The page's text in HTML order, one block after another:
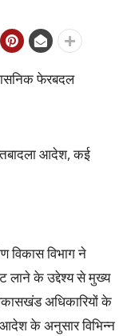
फेरबदल
तबादला आदेश, कई
विकास विभाग ने
लाने के उद्देश्य से मुख्य
अधिकारियों के
आदेश के अनुसार विभिन्न